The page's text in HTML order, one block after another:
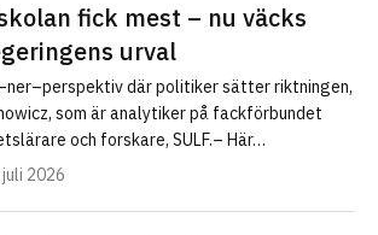
fick mest – nu väcks
urval
där politiker sätter riktningen,
som är analytiker på fackförbundet
och forskare, SULF.– Här…
juli 2026